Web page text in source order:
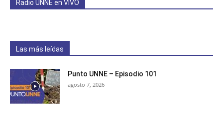
Radio UNNE en VIVO
Las más leídas
Punto UNNE – Episodio 101
agosto 7, 2026